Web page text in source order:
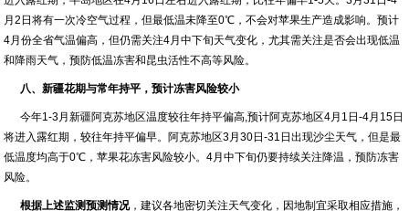
月2日将有一次冷空气过程，但最低温未降至0℃，不会对苹果生产造成影响。预计
4月份全省气温偏高，但仍需关注4月中下旬天气变化，尤其需关注是否会出现低温
和降雨天气，预防低温冻害和昆虫活性不高等风险。
八、新疆花期与常年持平，预计冻害风险较小
今年1-3月新疆阿克苏地区温度较往年持平偏高,预计阿克苏地区4月1日-4月15日
将进入露红期，较往年持平偏早。阿克苏地区3月30日-31日出现沙尘天气，但是最
低温度均高于0℃，苹果花冻害风险较小。4月中下旬仍要持续关注降温，预防冻害
风险。
根据上述监测预测情况，建议各地密切关注天气变化，因地制宜采取相应措施，